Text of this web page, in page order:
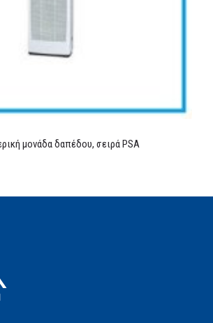
μονάδα δαπέδου, σειρά PSA